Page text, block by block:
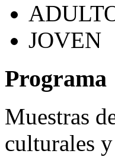
JOVEN
Programa
Muestras
culturales